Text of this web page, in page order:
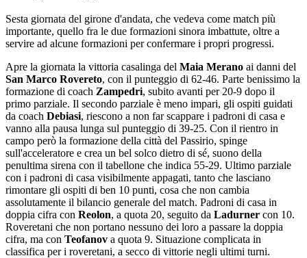
Sesta giornata del girone d'andata, che vedeva come match più
importante, quello fra le due formazioni sinora imbattute, oltre a
servire ad alcune formazioni per confermare i propri progressi.
Apre la giornata la vittoria casalinga del Maia Merano ai danni del
San Marco Rovereto, con il punteggio di 62-46. Parte benissimo la
formazione di coach Zampedri, subito avanti per 20-9 dopo il
primo parziale. Il secondo parziale è meno impari, gli ospiti guidati
da coach Debiasi, riescono a non far scappare i padroni di casa e
vanno alla pausa lunga sul punteggio di 39-25. Con il rientro in
campo però la formazione della città del Passirio, spinge
sull'acceleratore e crea un bel solco dietro di sé, suono della
penultima sirena con il tabellone che indica 55-29. Ultimo parziale
con i padroni di casa visibilmente appagati, tanto che lasciano
rimontare gli ospiti di ben 10 punti, cosa che non cambia
assolutamente il bilancio generale del match. Padroni di casa in
doppia cifra con Reolon, a quota 20, seguito da Ladurner con 10.
Roveretani che non portano nessuno dei loro a passare la doppia
cifra, ma con Teofanov a quota 9. Situazione complicata in
classifica per i roveretani, a secco di vittorie negli ultimi turni.